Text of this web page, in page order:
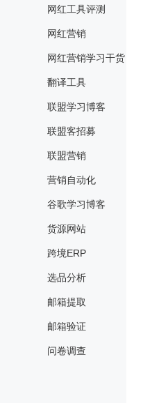
网红工具评测
网红营销
网红营销学习干货
翻译工具
联盟学习博客
联盟客招募
联盟营销
营销自动化
谷歌学习博客
货源网站
跨境ERP
选品分析
邮箱提取
邮箱验证
问卷调查